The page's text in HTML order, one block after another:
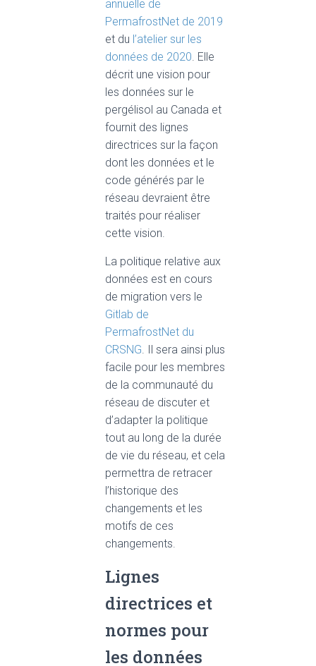
annuelle de
PermafrostNet de 2019
et du l’atelier sur les
données de 2020. Elle
décrit une vision pour
les données sur le
pergélisol au Canada et
fournit des lignes
directrices sur la façon
dont les données et le
code générés par le
réseau devraient être
traités pour réaliser
cette vision.
La politique relative aux
données est en cours
de migration vers le
Gitlab de
PermafrostNet du
CRSNG. Il sera ainsi plus
facile pour les membres
de la communauté du
réseau de discuter et
d’adapter la politique
tout au long de la durée
de vie du réseau, et cela
permettra de retracer
l’historique des
changements et les
motifs de ces
changements.
Lignes
directrices et
normes pour
les données